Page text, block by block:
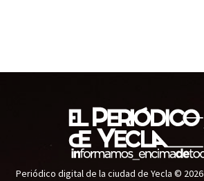
Periódico digital de la ciudad de Yecla © 2026